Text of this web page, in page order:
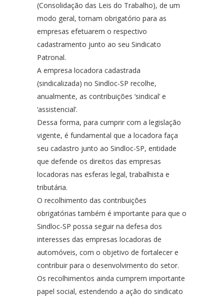
(Consolidação das Leis do Trabalho), de um
modo geral, tornam obrigatório para as
empresas efetuarem o respectivo
cadastramento junto ao seu Sindicato
Patronal.
A empresa locadora cadastrada
(sindicalizada) no Sindloc-SP recolhe,
anualmente, as contribuições ‘sindical’ e
‘assistencial’.
Dessa forma, para cumprir com a legislação
vigente, é fundamental que a locadora faça
seu cadastro junto ao Sindloc-SP, entidade
que defende os direitos das empresas
locadoras nas esferas legal, trabalhista e
tributária.
O recolhimento das contribuições
obrigatórias também é importante para que o
Sindloc-SP possa seguir na defesa dos
interesses das empresas locadoras de
automóveis, com o objetivo de fortalecer e
contribuir para o desenvolvimento do setor.
Os recolhimentos ainda cumprem importante
papel social, estendendo a ação do sindicato